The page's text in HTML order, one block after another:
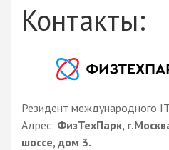
Контакты:
Резидент международного
Адрес: ФизТехПарк,
шоссе, дом 3.